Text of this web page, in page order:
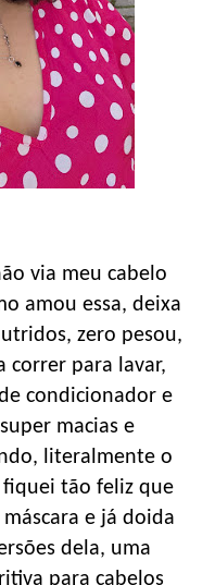
via meu cabelo
amou essa, deixa
zero pesou,
correr para lavar,
condicionador e
macias e
literalmente o
fiquei tão feliz que
e já doida
dela, uma
para cabelos